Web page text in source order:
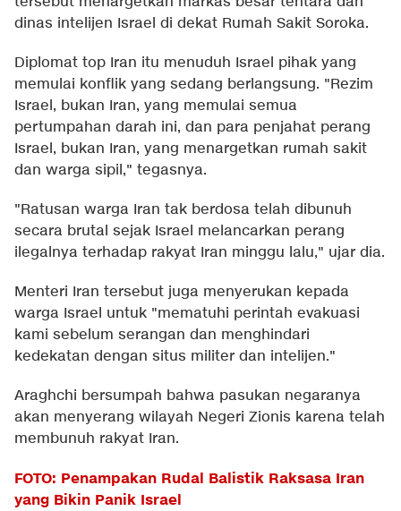
dinas intelijen Israel di dekat Rumah Sakit Soroka.
Diplomat top Iran itu menuduh Israel pihak yang
memulai konflik yang sedang berlangsung. "Rezim
Israel, bukan Iran, yang memulai semua
pertumpahan darah ini, dan para penjahat perang
Israel, bukan Iran, yang menargetkan rumah sakit
dan warga sipil," tegasnya.
"Ratusan warga Iran tak berdosa telah dibunuh
secara brutal sejak Israel melancarkan perang
ilegalnya terhadap rakyat Iran minggu lalu," ujar dia.
Menteri Iran tersebut juga menyerukan kepada
warga Israel untuk "mematuhi perintah evakuasi
kami sebelum serangan dan menghindari
kedekatan dengan situs militer dan intelijen."
Araghchi bersumpah bahwa pasukan negaranya
akan menyerang wilayah Negeri Zionis karena telah
membunuh rakyat Iran.
FOTO: Penampakan Rudal Balistik Raksasa Iran
yang Bikin Panik Israel